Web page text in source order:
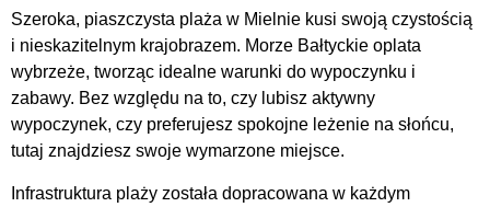
Szeroka, piaszczysta plaża w Mielnie kusi swoją czystością
i nieskazitelnym krajobrazem. Morze Bałtyckie oplata
wybrzeże, tworząc idealne warunki do wypoczynku i
zabawy. Bez względu na to, czy lubisz aktywny
wypoczynek, czy preferujesz spokojne leżenie na słońcu,
tutaj znajdziesz swoje wymarzone miejsce.
Infrastruktura plaży została dopracowana w każdym